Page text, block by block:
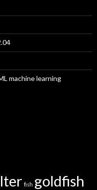
machine learning
fish goldfish